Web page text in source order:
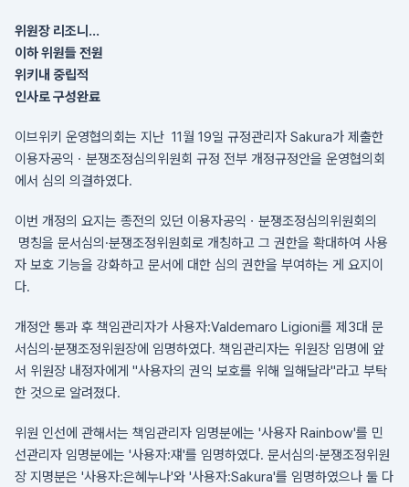
위원장 리조니...
이하 위원들 전원
위키내 중립적
인사로 구성완료
이브위키 운영협의회는 지난 11월 19일 규정관리자 Sakura가 제출한
이용자공익ㆍ분쟁조정심의위원회 규정 전부 개정규정안을 운영협의회
에서 심의 의결하였다.
이번 개정의 요지는 종전의 있던 이용자공익ㆍ분쟁조정심의위원회의
명칭을 문서심의·분쟁조정위원회로 개칭하고 그 권한을 확대하여 사용
자 보호 기능을 강화하고 문서에 대한 심의 권한을 부여하는 게 요지이
다.
개정안 통과 후 책임관리자가 사용자:Valdemaro Ligioni를 제3대 문
서심의·분쟁조정위원장에 임명하였다. 책임관리자는 위원장 임명에 앞
서 위원장 내정자에게 "사용자의 권익 보호를 위해 일해달라"라고 부탁
한 것으로 알려졌다.
위원 인선에 관해서는 책임관리자 임명분에는 '사용자 Rainbow'를 민
선관리자 임명분에는 '사용자:쟤'를 임명하였다. 문서심의·분쟁조정위원
장 지명분은 '사용자:은혜누나'와 '사용자:Sakura'를 임명하였으나 둘 다